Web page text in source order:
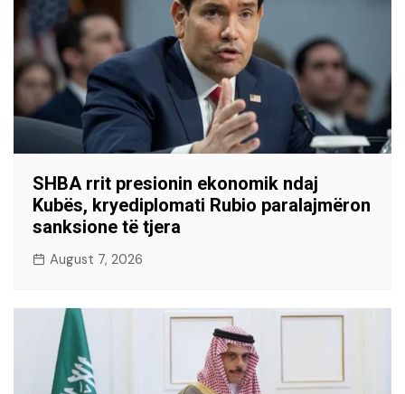
SHBA rrit presionin ekonomik ndaj
Kubës, kryediplomati Rubio paralajmëron
sanksione të tjera
August 7, 2026